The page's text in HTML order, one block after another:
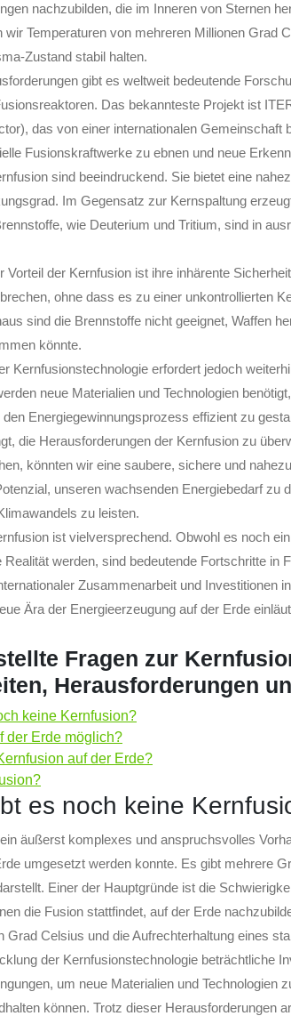
nachzubilden, die im Inneren von Sternen
Temperaturen von mehreren Millionen Grad
Zustand stabil halten.
gibt es weltweit bedeutende
Das bekannteste Projekt ist
das von einer internationalen Gemeinschaft
Fusionskraftwerke zu ebnen und neue
sind beeindruckend. Sie bietet eine
Im Gegensatz zur Kernspaltung
wie Deuterium und Tritium, sind in
Vorteil der Kernfusion ist ihre inhärente
ohne dass es zu einer unkontrollierten
sind die Brennstoffe nicht geeignet, Waffen
könnte.
Kernfusionstechnologie erfordert jedoch
neue Materialien und Technologien
Energiegewinnungsprozess effizient zu
die Herausforderungen der Kernfusion zu
könnten wir eine saubere, sichere und
unseren wachsenden Energiebedarf zu
zu leisten.
ist vielversprechend. Obwohl es noch
werden, sind bedeutende Fortschritte in
Zusammenarbeit und Investitionen
Ära der Energieerzeugung auf der Erde
Fragen zur
Herausforderungen
keine Kernfusion?
der Erde möglich?
auf der Erde?
es noch keine
äußerst komplexes und anspruchsvolles
umgesetzt werden konnte. Es gibt mehrere
Einer der Hauptgründe ist die
die Fusion stattfindet, auf der Erde
Grad Celsius und die Aufrechterhaltung eines
der Kernfusionstechnologie beträchtliche
um neue Materialien und Technologien
können. Trotz dieser Herausforderungen